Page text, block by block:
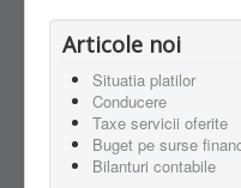
CONTACT
Articole noi
Situatia platilor
Conducere
Taxe servicii oferite
Buget pe surse
Bilanturi contabile